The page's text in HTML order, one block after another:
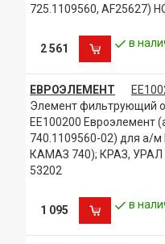
725.1109560, AF25627)
2 561 в
ЕВРОЭЛЕМЕНТ
Элемент фильтрующий
ЕЕ100200 Евроэлемент
740.1109560-02) для а/
КАМАЗ 740); КРАЗ, УРАЛ
53202
1 095 в